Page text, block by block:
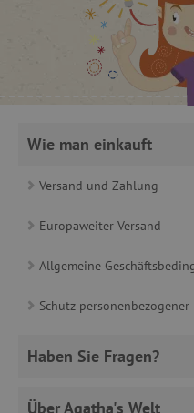
Wie man einkauft
Versand und Zahlung
Europaweiter Versand
Allgemeine
Schutz
Haben Sie Fragen?
Über Agatha's Welt
_sp_ses.ab3e
_sp_id.ab3e